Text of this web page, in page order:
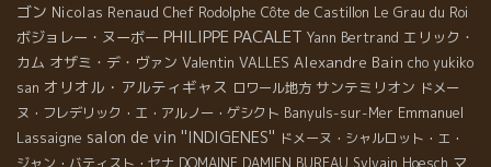
ゴン Nicolas Renaud Chef Rodolphe Côte de Castillon Le Grau du Roi
ボジョレー・ヌーボー PHILIPPE PACALET Yann Bertrand エリック・
カム オザミ・デ・ヴァン Valentin VALLES Alexandre Bain cho yukiko
san オリオル・アルティギャス ロワール地方 サンテミリオン ドメー
ヌ・フレデリック・エ・アルノー・ゲシクト Banyuls-sur-Mer Emmanuel
Lassaigne salon de vin ''INDIGENES'' ドメーヌ・シャルロット・エ・
マ